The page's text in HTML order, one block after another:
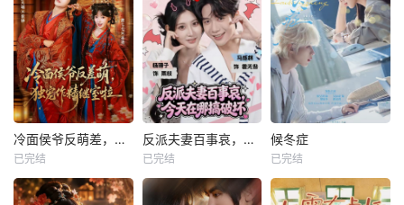
冷面侯爷反萌差，独宠作精继室啦
已完结
反派夫妻百事哀，今天在哪搞破坏
已完结
候冬症
已完结